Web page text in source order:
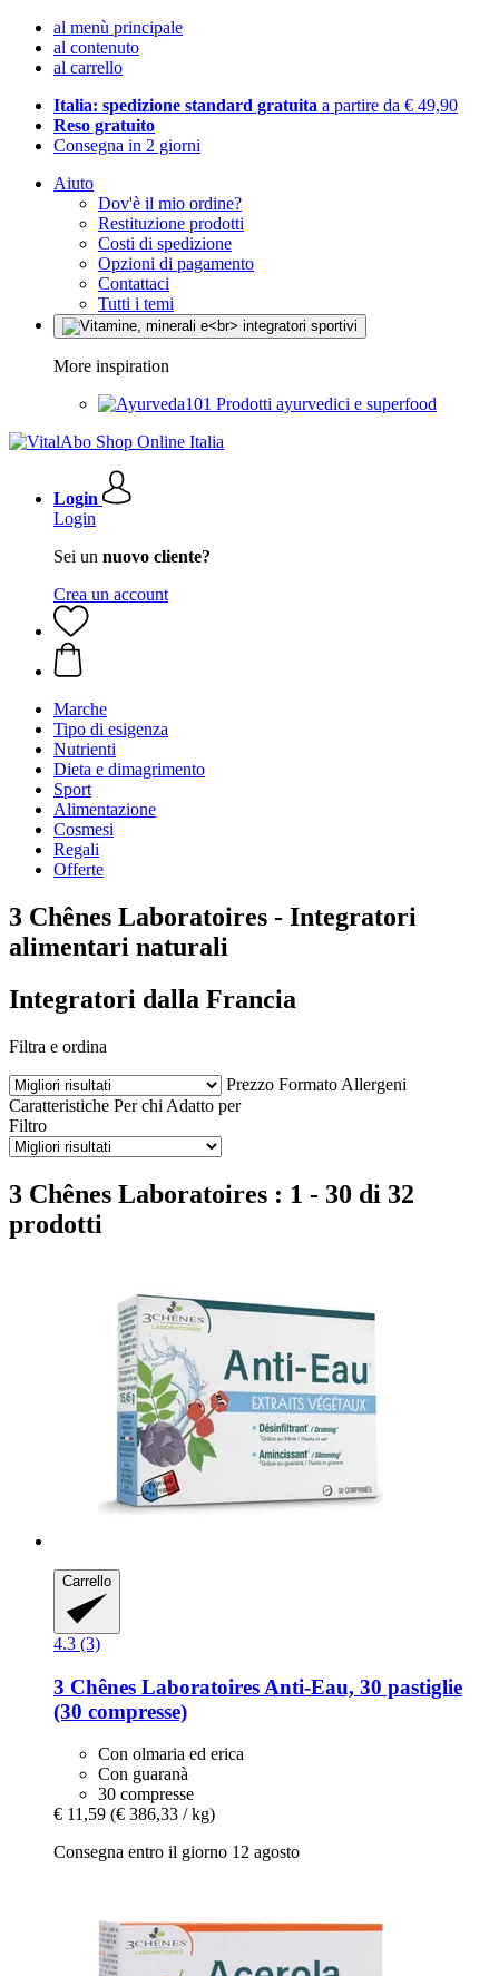
al menù principale
al contenuto
al carrello
Italia: spedizione standard gratuita a partire da € 49,90
Reso gratuito
Consegna in 2 giorni
Aiuto
Dov'è il mio ordine?
Restituzione prodotti
Costi di spedizione
Opzioni di pagamento
Contattaci
Tutti i temi
More inspiration
Prodotti ayurvedici e superfood
Login
Login
Sei un nuovo cliente?
Crea un account
Marche
Tipo di esigenza
Nutrienti
Dieta e dimagrimento
Sport
Alimentazione
Cosmesi
Regali
Offerte
3 Chênes Laboratoires - Integratori
alimentari naturali
Integratori dalla Francia
Filtra e ordina
Prezzo Formato Allergeni
Caratteristiche Per chi Adatto per
Filtro
3 Chênes Laboratoires : 1 - 30 di 32
prodotti
Carrello
4.3 (3)
3 Chênes Laboratoires Anti-​Eau, 30 pastiglie
(30 compresse)
Con olmaria ed erica
Con guaranà
30 compresse
€ 11,59 (€ 386,33 / kg)
Consegna entro il giorno 12 agosto